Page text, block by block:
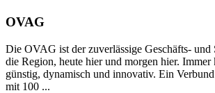
OVAG
Die OVAG ist der zuver­lässige Geschäfts- und
die Region, heute hier und morgen hier. Immer
günstig, dyna­misch und inno­vativ. Ein
mit 100 ...